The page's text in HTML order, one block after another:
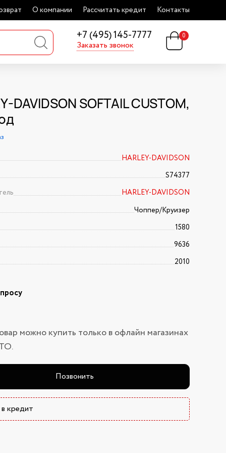
О компании Рассчитать кредит Контакты
+7 (495) 145-7777
Заказать звонок
0
DAVIDSON SOFTAIL CUSTOM,
HARLEY-DAVIDSON
S74377
HARLEY-DAVIDSON
Чоппер/Круизер
1580
9636
2010
можно купить только в офлайн магазинах
Позвонить
кредит